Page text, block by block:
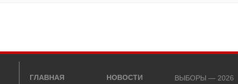
ГЛАВНАЯ
НОВОСТИ
ВЫБОРЫ — 2026